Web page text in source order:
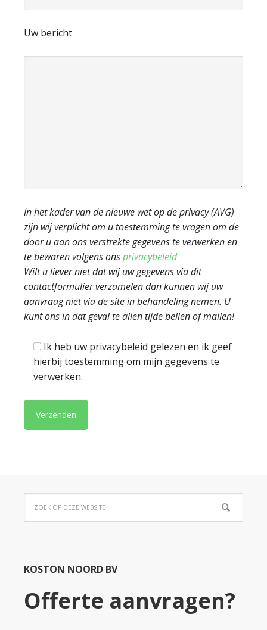
Uw bericht
In het kader van de nieuwe wet op de privacy (AVG)
zijn wij verplicht om u toestemming te vragen om de
door u aan ons verstrekte gegevens te verwerken en
te bewaren volgens onsprivacybeleid
Wilt u liever niet dat wij uw gegevens via dit
contactformulier verzamelen dan kunnen wij uw
aanvraag niet via de site in behandeling nemen. U
kunt ons in dat geval te allen tijde bellen of mailen!
Ik heb uw privacybeleid gelezen en ik geef
hierbij toestemming om mijn gegevens te
verwerken.
KOSTON NOORD BV
Offerte aanvragen?